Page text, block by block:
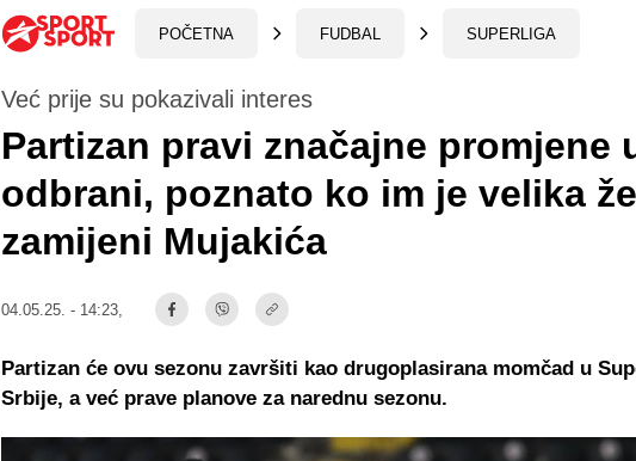
POČETNA FUDBAL SUPERLIGA
Već prije su pokazivali interes
Partizan pravi značajne promjene
odbrani, poznato ko im je velika
zamijeni Mujakića
04.05.25. - 14:23,
Partizan će ovu sezonu završiti kao drugoplasirana momčad u
Srbije, a već prave planove za narednu sezonu.